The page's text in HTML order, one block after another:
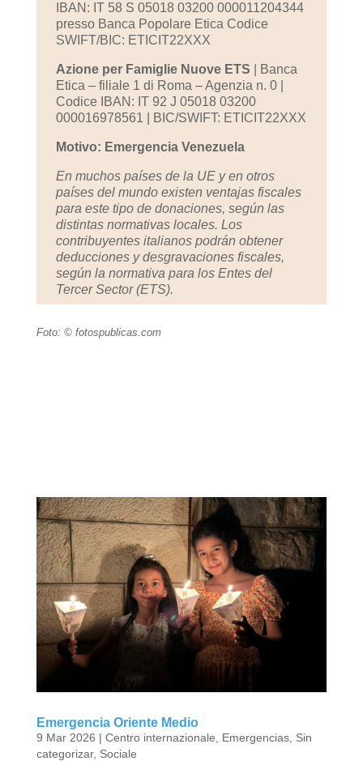
IBAN: IT 58 S 05018 03200 000011204344
presso Banca Popolare Etica Codice
SWIFT/BIC: ETICIT22XXX
Azione per Famiglie Nuove ETS
| Banca
Etica – filiale 1 di Roma – Agenzia n. 0 |
Codice IBAN: IT 92 J 05018 03200
000016978561 | BIC/SWIFT: ETICIT22XXX
Motivo: Emergencia Venezuela
En muchos países de la UE y en otros
países del mundo existen ventajas fiscales
para este tipo de donaciones, según las
distintas normativas locales. Los
contribuyentes italianos podrán obtener
deducciones y desgravaciones fiscales,
según la normativa para los Entes del
Tercer Sector (ETS).
Foto: © fotospublicas.com
Emergencia Oriente Medio
9 Mar 2026 | Centro internazionale Emergencias, Sin
categorizar, Sociale